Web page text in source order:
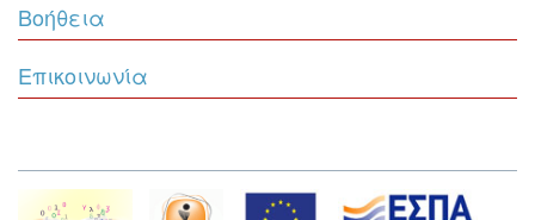
Βοήθεια
Επικοινωνία